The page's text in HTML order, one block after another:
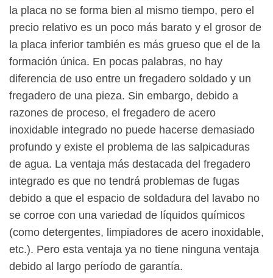
la placa no se forma bien al mismo tiempo, pero el
precio relativo es un poco más barato y el grosor de
la placa inferior también es más grueso que el de la
formación única. En pocas palabras, no hay
diferencia de uso entre un fregadero soldado y un
fregadero de una pieza. Sin embargo, debido a
razones de proceso, el fregadero de acero
inoxidable integrado no puede hacerse demasiado
profundo y existe el problema de las salpicaduras
de agua. La ventaja más destacada del fregadero
integrado es que no tendrá problemas de fugas
debido a que el espacio de soldadura del lavabo no
se corroe con una variedad de líquidos químicos
(como detergentes, limpiadores de acero inoxidable,
etc.). Pero esta ventaja ya no tiene ninguna ventaja
debido al largo período de garantía.